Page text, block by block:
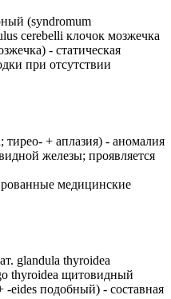
(syndromum
cerebelli клочок мозжечка
- статическая
при отсутствии
тирео- + аплазия) - аномалия
железы; проявляется
медицинские
glandula thyroidea
thyroidea щитовидный
eides подобный) - составная